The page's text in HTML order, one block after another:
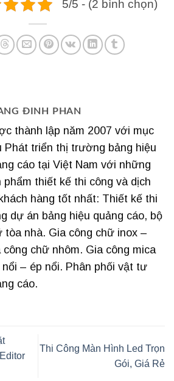
5/5 - (2 bình chọn)
ĐINH PHAN
thành lập năm 2007 với mục
Phát triển thị trường bảng hiệu
cáo tại Việt Nam với những
phẩm thiết kế thi công và dịch
hàng tốt nhất: Thiết kế thi
dự án bảng hiệu quảng cáo, bộ
tòa nhà. Gia công chữ inox –
công chữ nhôm. Gia công mica
nổi – ép nổi. Phân phối vật tư
cáo.
Thi Công Màn Hình Led Trọn
Gói, Giá Rẻ